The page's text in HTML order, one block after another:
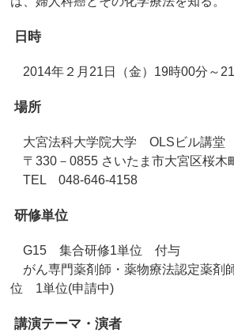
日時
2014年２月21日（金）19時00分～
場所
大宮法科大学院大学 OLSビル講堂
〒330－0855 さいたま市大宮区桜木
TEL 048-646-4158
研修単位
G15 集合研修1単位 付与
がん専門薬剤師・薬物療法認定薬剤
位 1単位(申請中)
講演テーマ・演者